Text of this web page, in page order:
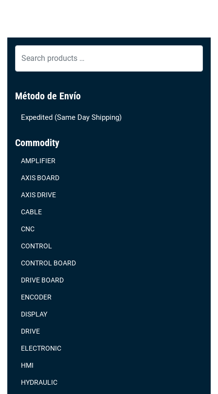
products
Método de Envío
Expedited (Same Day Shipping)
Commodity
AMPLIFIER
AXIS BOARD
AXIS DRIVE
CABLE
CNC
CONTROL
CONTROL BOARD
DRIVE BOARD
ENCODER
DISPLAY
DRIVE
ELECTRONIC
HMI
HYDRAULIC